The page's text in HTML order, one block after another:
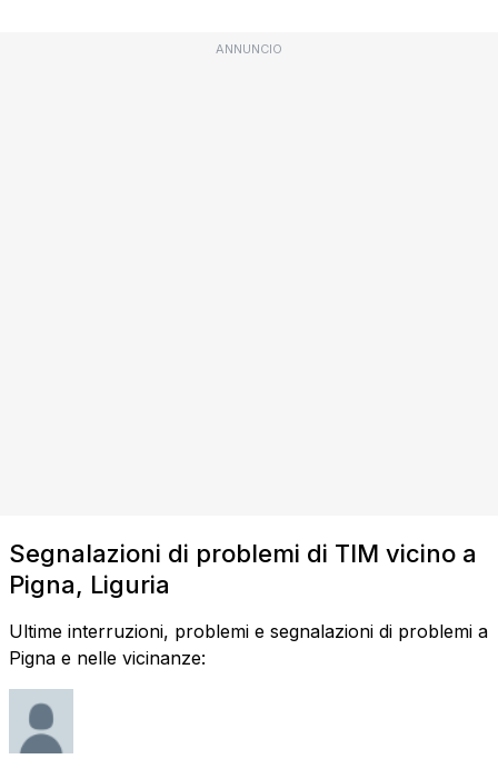
ANNUNCIO
Segnalazioni di problemi di TIM vicino a
Pigna, Liguria
Ultime interruzioni, problemi e segnalazioni di problemi a
Pigna e nelle vicinanze: